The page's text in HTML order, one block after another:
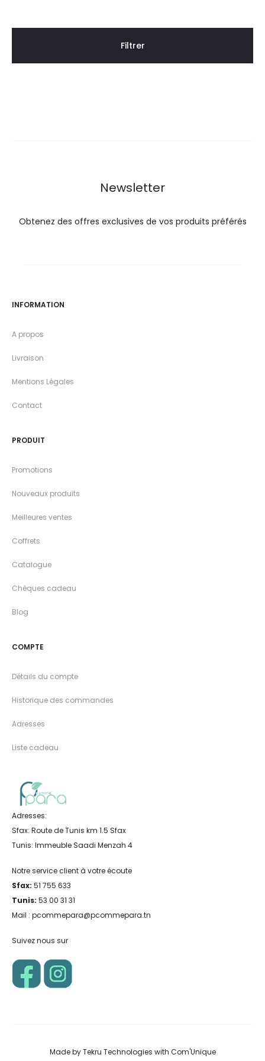
Filtrer
Newsletter
Obtenez des offres exclusives de vos produits préférés
INFORMATION
A propos
Livraison
Mentions Légales
Contact
PRODUIT
Promotions
Nouveaux produits
Meilleures ventes
Coffrets
Catalogue
Chèques cadeau
Blog
COMPTE
Détails du compte
Historique des commandes
Adresses
Liste cadeau
Adresses:
Sfax: Route de Tunis km 1.5 Sfax
Tunis: Immeuble Saadi Menzah 4
Notre service client à votre écoute
Sfax: 51 755 633
Tunis: 53 00 31 31
Mail : pcommepara@pcommepara.tn
Suivez nous sur
Made byTekru Technologies with Com'Unique